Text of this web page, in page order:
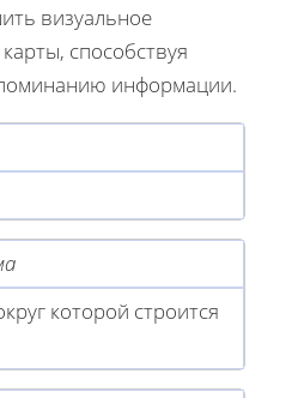
визуальное
способствуя
информации.
которой строится